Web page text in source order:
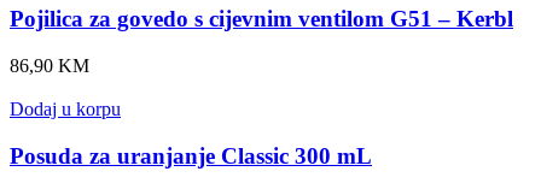
Pojilica za govedo s cijevnim ventilom G51 – Kerbl
86,90 KM
Dodaj u korpu
Posuda za uranjanje Classic 300 mL